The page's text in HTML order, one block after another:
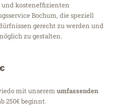
kosteneffizienten
Bochum, die speziell
gerecht zu werden und
zu gestalten.
mit unserem umfassenden
250€ beginnt.